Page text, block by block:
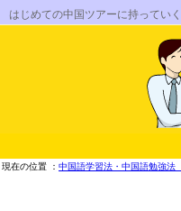
はじめての中国ツアーに持って
現在の位置 ： 中国語学習法・中国語勉強